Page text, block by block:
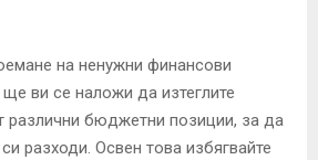
на ненужни финансови
ви се наложи да изтеглите
различни бюджетни позиции, за да
разходи. Освен това избягвайте